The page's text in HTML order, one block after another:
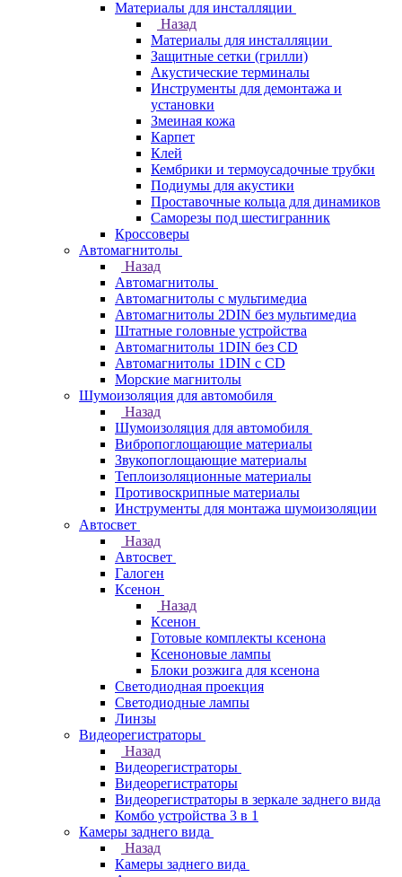
Материалы для инсталляции
Назад
Материалы для инсталляции
Защитные сетки (грилли)
Акустические терминалы
Инструменты для демонтажа и
установки
Змеиная кожа
Карпет
Клей
Кембрики и термоусадочные трубки
Подиумы для акустики
Проставочные кольца для динамиков
Саморезы под шестигранник
Кроссоверы
Автомагнитолы
Назад
Автомагнитолы
Автомагнитолы с мультимедиа
Автомагнитолы 2DIN без мультимедиа
Штатные головные устройства
Автомагнитолы 1DIN без CD
Автомагнитолы 1DIN с CD
Морские магнитолы
Шумоизоляция для автомобиля
Назад
Шумоизоляция для автомобиля
Вибропоглощающие материалы
Звукопоглощающие материалы
Теплоизоляционные материалы
Противоскрипные материалы
Инструменты для монтажа шумоизоляции
Автосвет
Назад
Автосвет
Галоген
Ксенон
Назад
Ксенон
Готовые комплекты ксенона
Ксеноновые лампы
Блоки розжига для ксенона
Светодиодная проекция
Светодиодные лампы
Линзы
Видеорегистраторы
Назад
Видеорегистраторы
Видеорегистраторы
Видеорегистраторы в зеркале заднего вида
Комбо устройства 3 в 1
Камеры заднего вида
Назад
Камеры заднего вида